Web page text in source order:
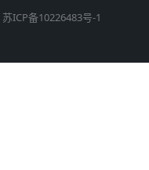
苏ICP备10226483号-1